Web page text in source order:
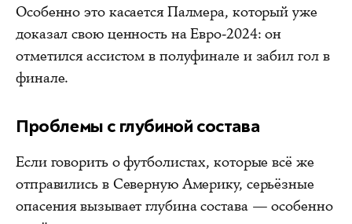
Особенно это касается Палмера, который уже
доказал свою ценность на Евро-2024: он
отметился ассистом в полуфинале и забил гол в
финале.
Проблемы с глубиной состава
Если говорить о футболистах, которые всё же
отправились в Северную Америку, серьёзные
опасения вызывает глубина состава — особенно